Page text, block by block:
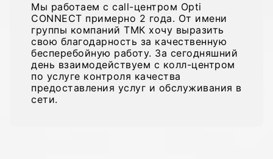
Мы работаем с call-центром Opti
CONNECT примерно 2 года. От имени
группы компаний ТМК хочу выразить
свою благодарность за качественную
бесперебойную работу. За сегодняшний
день взаимодействуем с колл-центром
по услуге контроля качества
предоставления услуг и обслуживания в
сети.